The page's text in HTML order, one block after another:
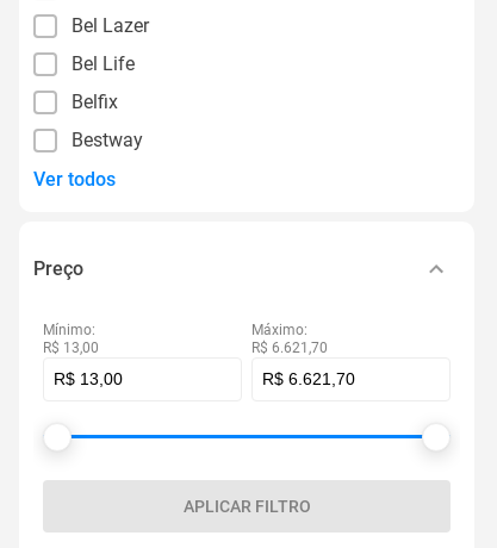
Bel Lazer
Bel Life
Belfix
Bestway
Ver todos
Preço
Mínimo:
R$ 13,00
Máximo:
R$ 6.621,70
APLICAR FILTRO